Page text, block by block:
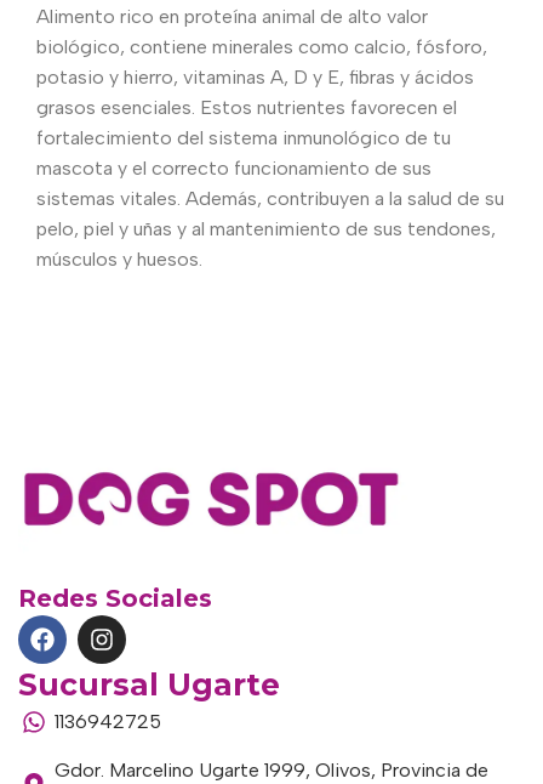
Alimento rico en proteína animal de alto valor
biológico, contiene minerales como calcio, fósforo,
potasio y hierro, vitaminas A, D y E, fibras y ácidos
grasos esenciales. Estos nutrientes favorecen el
fortalecimiento del sistema inmunológico de tu
mascota y el correcto funcionamiento de sus
sistemas vitales. Además, contribuyen a la salud de su
pelo, piel y uñas y al mantenimiento de sus tendones,
músculos y huesos.
Redes Sociales
Sucursal Ugarte
1136942725
Gdor. Marcelino Ugarte 1999, Olivos, Provincia de